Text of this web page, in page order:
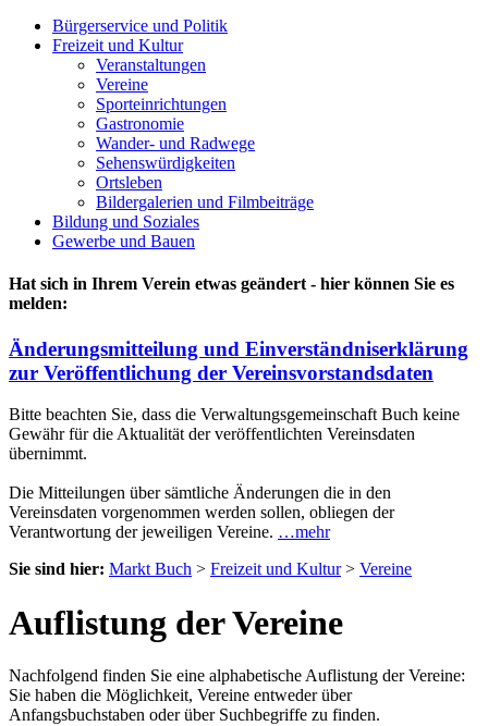
Bürgerservice und Politik
Freizeit und Kultur
Veranstaltungen
Vereine
Sporteinrichtungen
Gastronomie
Wander- und Radwege
Sehenswürdigkeiten
Ortsleben
Bildergalerien und Filmbeiträge
Bildung und Soziales
Gewerbe und Bauen
Hat sich in Ihrem Verein etwas geändert - hier können Sie es
melden:
Änderungsmitteilung und Einverständniserklärung
zur Veröffentlichung der Vereinsvorstandsdaten
Bitte beachten Sie, dass die Verwaltungsgemeinschaft Buch keine
Gewähr für die Aktualität der veröffentlichten Vereinsdaten
übernimmt.
Die Mitteilungen über sämtliche Änderungen die in den
Vereinsdaten vorgenommen werden sollen, obliegen der
Verantwortung der jeweiligen Vereine. …mehr
Sie sind hier: Markt Buch > Freizeit und Kultur> Vereine
Auflistung der Vereine
Nachfolgend finden Sie eine alphabetische Auflistung der Vereine:
Sie haben die Möglichkeit, Vereine entweder über
Anfangsbuchstaben oder über Suchbegriffe zu finden.